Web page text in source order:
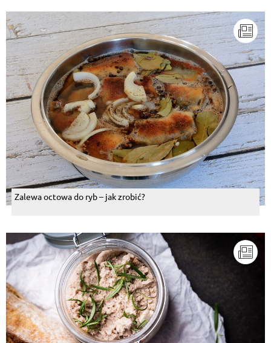
Zalewa octowa do ryb – jak zrobić?